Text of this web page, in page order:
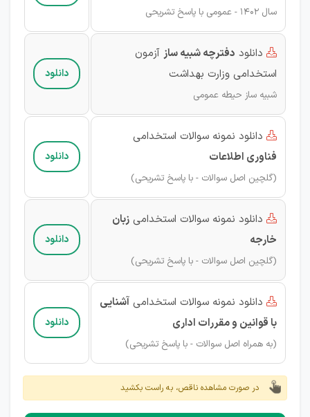
سال‌ 1402 - عمومی با پاسخ تشریحی
 دانلود دفترچه شبیه ساز آزمون
استخدامی وزارت بهداشت
شبیه ساز حیطه عمومی
دانلود
 دانلود نمونه سوالات استخدامی
فناوری اطلاعات
(گلچین اصل سوالات - با پاسخ تشریحی)
دانلود
 دانلود نمونه سوالات استخدامی زبان
خارجه
(گلچین اصل سوالات - با پاسخ تشریحی)
دانلود
 دانلود نمونه سوالات استخدامی آشنایی
با قوانین و مقررات اداری
(به همراه اصل سوالات - با پاسخ تشریحی)
دانلود
در صورت مشاهده ناقص، به راست بکشید